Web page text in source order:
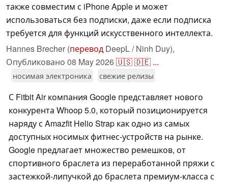
также совместим с iPhone Apple и может
использоваться без подписки, даже если подписка
требуется для функций искусственного интеллекта.
Hannes Brecher (перевод DeepL / Ninh Duy),
Опубликовано 08 May 2026🇺🇸🇩🇪 ...
носимая электроника свежие релизы
С Fitbit Air компания Google представляет нового
конкурента Whoop 5.0, который позиционируется
наряду с Amazfit Helio Strap как одно из самых
доступных носимых фитнес-устройств на рынке.
Google предлагает множество ремешков, от
спортивного браслета из переработанной пряжи с
застежкой-липучкой до браслета премиум-класса с